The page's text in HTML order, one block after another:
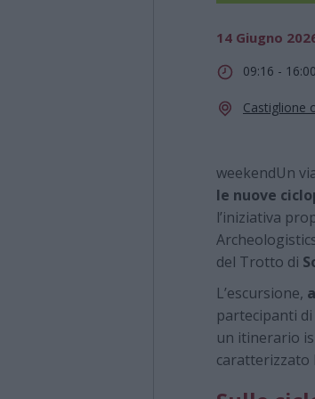
14 Giugno
09:16 - 16:00
Castiglione
weekendUn
le nuove
l’iniziativa
del Trotto di
L’escursione,
partecipanti
un itinerario
caratterizzato